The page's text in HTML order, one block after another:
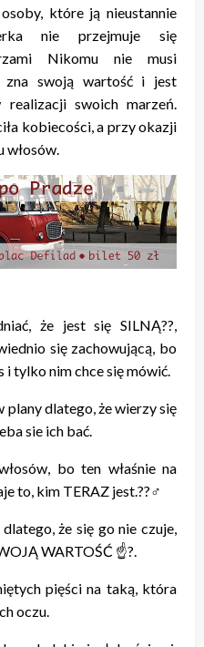
które ją nieustannie
nie przejmuje się
Nikomu nie musi
zna swoją wartość i jest
swoich marzeń.
kobiecości, a przy okazji
włosów.
że jest się SILNĄ??,
się zachowującą, bo
i tylko nim chce się mówić.
plany dlatego, że wierzy się
sie ich bać.
bo ten właśnie na
to, kim TERAZ jest.??‍♂️
że się go nie czuje,
WARTOŚĆ ☝?.
pięści na taką, która
oczu.